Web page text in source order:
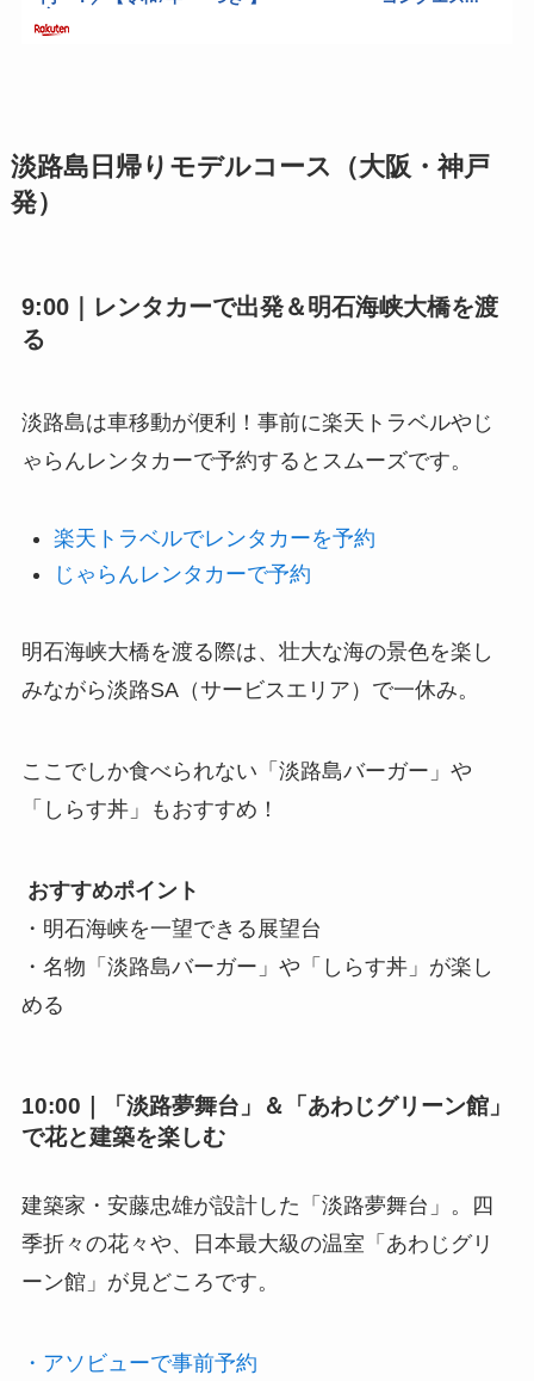
淡路島日帰りモデルコース（大阪・神戸
発）
9:00｜レンタカーで出発＆明石海峡大橋を渡
る
淡路島は車移動が便利！事前に楽天トラベルやじ
ゃらんレンタカーで予約するとスムーズです。
楽天トラベルでレンタカーを予約
じゃらんレンタカーで予約
明石海峡大橋を渡る際は、壮大な海の景色を楽し
みながら淡路SA（サービスエリア）で一休み。
ここでしか食べられない「淡路島バーガー」や
「しらす丼」もおすすめ！
おすすめポイント
・明石海峡を一望できる展望台
・名物「淡路島バーガー」や「しらす丼」が楽し
める
10:00｜「淡路夢舞台」＆「あわじグリーン館」
で花と建築を楽しむ
建築家・安藤忠雄が設計した「淡路夢舞台」。四
季折々の花々や、日本最大級の温室「あわじグリ
ーン館」が見どころです。
・アソビューで事前予約